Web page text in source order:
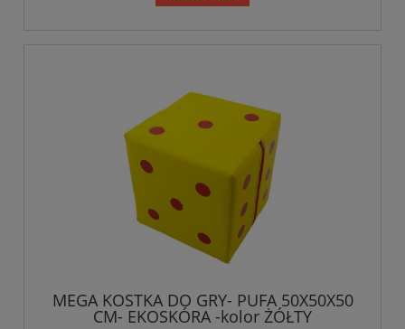
MEGA KOSTKA DO GRY- PUFA 50X50X50
CM- EKOSKÓRA -kolor ŻÓŁTY